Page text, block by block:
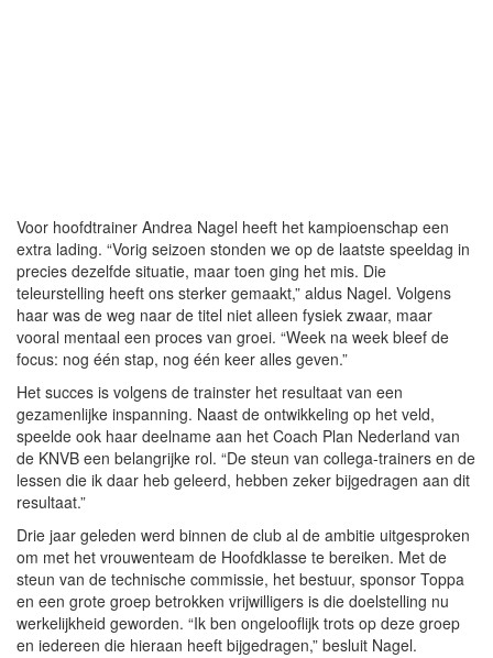
Voor hoofdtrainer Andrea Nagel heeft het kampioenschap een
extra lading. “Vorig seizoen stonden we op de laatste speeldag in
precies dezelfde situatie, maar toen ging het mis. Die
teleurstelling heeft ons sterker gemaakt,” aldus Nagel. Volgens
haar was de weg naar de titel niet alleen fysiek zwaar, maar
vooral mentaal een proces van groei. “Week na week bleef de
focus: nog één stap, nog één keer alles geven.”
Het succes is volgens de trainster het resultaat van een
gezamenlijke inspanning. Naast de ontwikkeling op het veld,
speelde ook haar deelname aan het Coach Plan Nederland van
de KNVB een belangrijke rol. “De steun van collega-trainers en de
lessen die ik daar heb geleerd, hebben zeker bijgedragen aan dit
resultaat.”
Drie jaar geleden werd binnen de club al de ambitie uitgesproken
om met het vrouwenteam de Hoofdklasse te bereiken. Met de
steun van de technische commissie, het bestuur, sponsor Toppa
en een grote groep betrokken vrijwilligers is die doelstelling nu
werkelijkheid geworden. “Ik ben ongelooflijk trots op deze groep
en iedereen die hieraan heeft bijgedragen,” besluit Nagel.